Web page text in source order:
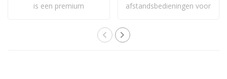
is een premium
afstandsbedieningen voor